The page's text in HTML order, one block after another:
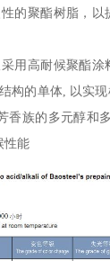
的聚酯树脂，
用高耐候聚酯
构的单体, 以实
香族的多元醇和
性能